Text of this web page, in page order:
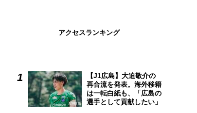
アクセスランキング
【J1広島】大迫敬介の
再合流を発表。海外移籍
は一転白紙も、「広島の
選手として貢献したい」